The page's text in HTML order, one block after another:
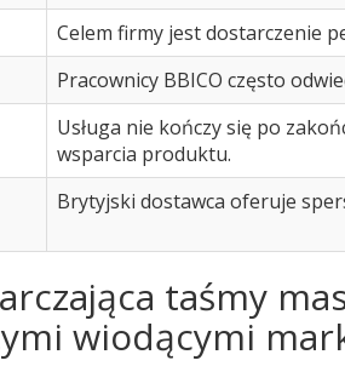
Celem firmy jest dostarczenie
Pracownicy BBICO często
Usługa nie kończy się po
wsparcia produktu.
Brytyjski dostawca oferuje
taśmy
wiodącymi